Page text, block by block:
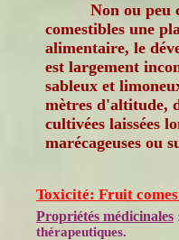
Non ou peu
comestibles une
alimentaire, le
est largement
sableux et
mètres d'altitude,
cultivées laissées
marécageuses ou
Toxicité: Fruit
Propriétés médicinales
thérapeutiques.